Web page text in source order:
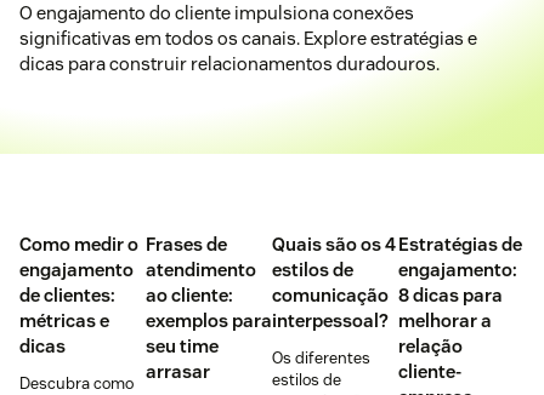
O engajamento do cliente impulsiona conexões
significativas em todos os canais. Explore estratégias e
dicas para construir relacionamentos duradouros.
Como medir o
engajamento
de clientes:
métricas e
dicas
Descubra como
Frases de
atendimento
ao cliente:
exemplos para
seu time
arrasar
Quais são os 4
estilos de
comunicação
interpessoal?
Os diferentes
estilos de
Estratégias de
engajamento:
8 dicas para
melhorar a
relação
cliente-